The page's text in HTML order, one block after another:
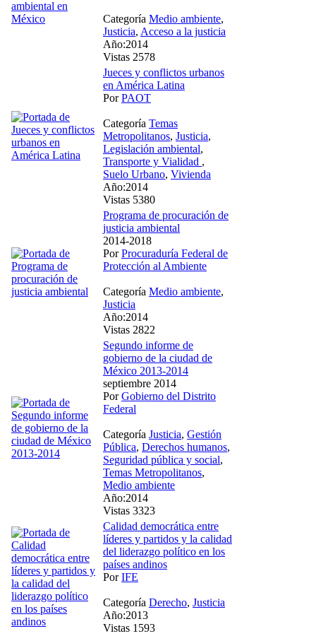
Categoría Medio ambiente,
Justicia, Acceso a la justicia
Año:2014
Vistas 2578
Jueces y conflictos urbanos
en América Latina
PorPAOT
Categoría Temas
Metropolitanos, Justicia,
Legislación ambiental,
Transporte y Vialidad ,
Suelo Urbano, Vivienda
Año:2014
Vistas 5380
Programa de procuración de
justicia ambiental
2014-2018
PorProcuraduría Federal de
Protección al Ambiente
Categoría Medio ambiente,
Justicia
Año:2014
Vistas 2822
Segundo informe de
gobierno de la ciudad de
México 2013-2014
septiembre 2014
PorGobierno del Distrito
Federal
Categoría Justicia, Gestión
Pública, Derechos humanos,
Seguridad pública y social,
Temas Metropolitanos,
Medio ambiente
Año:2014
Vistas 3323
Calidad democrática entre
líderes y partidos y la calidad
del liderazgo político en los
países andinos
PorIFE
Categoría Derecho, Justicia
Año:2013
Vistas 1593